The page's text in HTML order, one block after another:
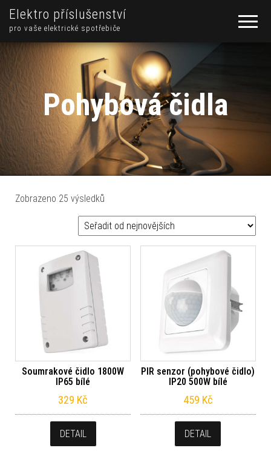
Elektro příslušenství
pro vaše elektrické spotřebiče
Pohybová čidla
Zobrazeno 25 výsledků
Soumrakové čidlo 1800W
IP65 bílé
329 Kč
DETAIL
PIR senzor (pohybové čidlo)
IP20 500W bílé
459 Kč
DETAIL